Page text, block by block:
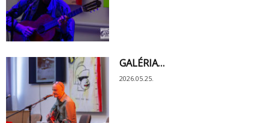
GALÉRIA…
2026.05.25.